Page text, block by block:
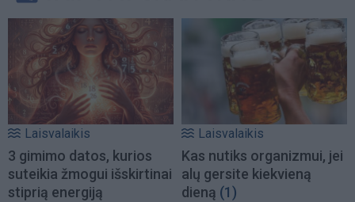
Laisvalaikis
3 gimimo datos, kurios
suteikia žmogui išskirtinai
stiprią energiją
Laisvalaikis
Kas nutiks organizmui, jei
alų gersite kiekvieną
dieną (1)